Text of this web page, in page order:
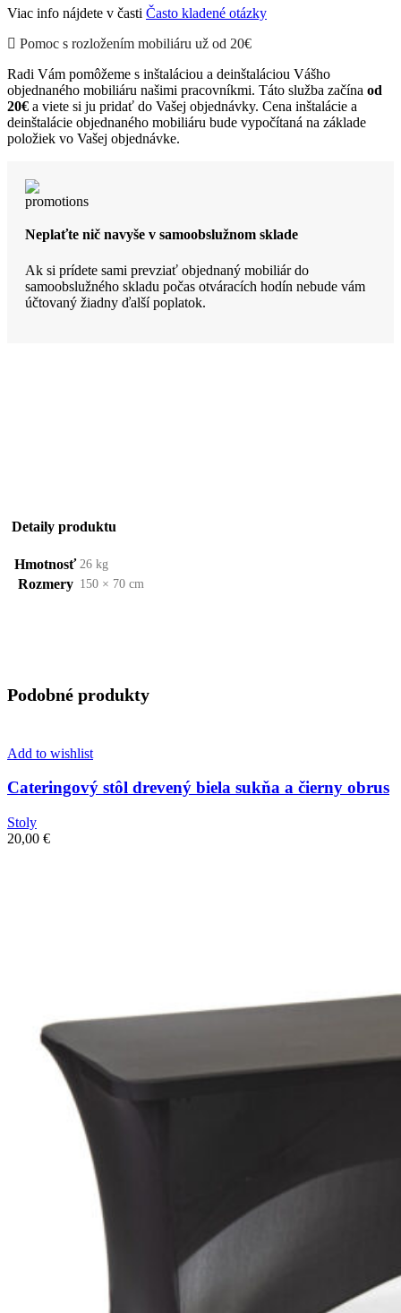
Viac info nájdete v časti Často kladené otázky
Pomoc s rozložením mobiliáru už od 20€
Radi Vám pomôžeme s inštaláciou a deinštaláciou Vášho
objednaného mobiliáru našimi pracovníkmi. Táto služba začína od
20€ a viete si ju pridať do Vašej objednávky. Cena inštalácie a
deinštalácie objednaného mobiliáru bude vypočítaná na základe
položiek vo Vašej objednávke.
Neplaťte nič navyše v samoobslužnom sklade
Ak si prídete sami prevziať objednaný mobiliár do
samoobslužného skladu počas otváracích hodín nebude vám
účtovaný žiadny ďalší poplatok.
Detaily produktu
Hmotnosť 26 kg
Rozmery 150 × 70 cm
Podobné produkty
Add to wishlist
Cateringový stôl drevený biela sukňa a čierny obrus
Stoly
20,00 €